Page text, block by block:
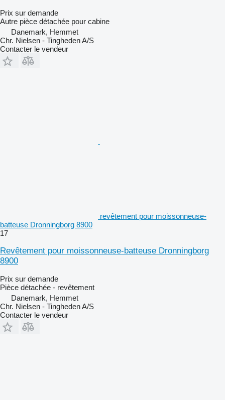
Prix sur demande
Autre pièce détachée pour cabine
Danemark, Hemmet
Chr. Nielsen - Tingheden A/S
Contacter le vendeur
revêtement pour moissonneuse-
batteuse Dronningborg 8900
17
Revêtement pour moissonneuse-batteuse Dronningborg
8900
Prix sur demande
Pièce détachée - revêtement
Danemark, Hemmet
Chr. Nielsen - Tingheden A/S
Contacter le vendeur